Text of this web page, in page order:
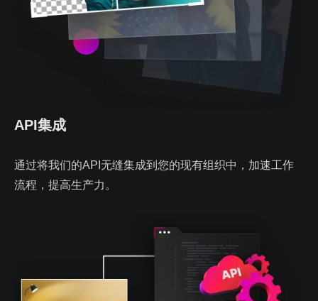
API集成
通过将我们的API无缝集成到您的现有组织中，加速工作
流程，提高生产力。